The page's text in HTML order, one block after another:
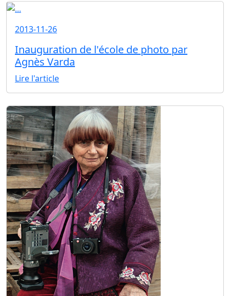
2013-11-26
Inauguration de l'école de photo par
Agnès Varda
Lire l'article